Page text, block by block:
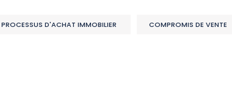
PROCESSUS D'ACHAT IMMOBILIER
COMPROMIS DE VENTE